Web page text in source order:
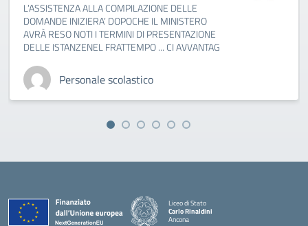
L’ASSISTENZA ALLA COMPILAZIONE DELLE
DOMANDE INIZIERA’ DOPOCHE IL MINISTERO
AVRÀ RESO NOTI I TERMINI DI PRESENTAZIONE
DELLE ISTANZENEL FRATTEMPO ... CI AVVANTAG
Personale scolastico
Liceo di Stato
Carlo Rinaldini
Ancona